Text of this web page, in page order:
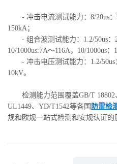
- 冲击电流测试能力：8/20us
150kA；
- 组合波测试能力：1.2/50us：
10/1000us:7A～116A，10/1000us：
- 冲击电压测试能力：1.2/
10kV。
检测能力范围覆盖GB/T 18802
UL1449、YD/T1542等各国 防雷检
规和欧规一站式检测和安规认证的